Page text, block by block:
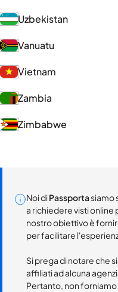
Uzbekistan
Vanuatu
Vietnam
Zambia
Zimbabwe
Noi diPassportasiamo
a richiedere visti online
nostro obiettivo è
per facilitare
Si prega di notare che
affiliati ad alcuna
Pertanto, non